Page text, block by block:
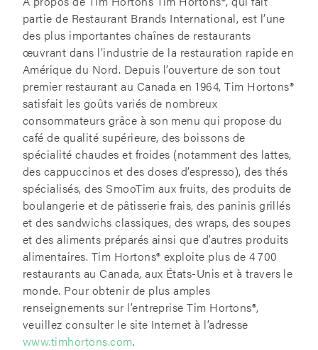
partie de Restaurant Brands International, est l’une
des plus importantes chaînes de restaurants
œuvrant dans l’industrie de la restauration rapide en
Amérique du Nord. Depuis l’ouverture de son tout
premier restaurant au Canada en 1964, Tim Hortons®
satisfait les goûts variés de nombreux
consommateurs grâce à son menu qui propose du
café de qualité supérieure, des boissons de
spécialité chaudes et froides (notamment des lattes,
des cappuccinos et des doses d’espresso), des thés
spécialisés, des SmooTim aux fruits, des produits de
boulangerie et de pâtisserie frais, des paninis grillés
et des sandwichs classiques, des wraps, des soupes
et des aliments préparés ainsi que d’autres produits
alimentaires. Tim Hortons® exploite plus de 4 700
restaurants au Canada, aux États-Unis et à travers le
monde. Pour obtenir de plus amples
renseignements sur l’entreprise Tim Hortons®,
veuillez consulter le site Internet à l’adresse
www.timhortons.com.